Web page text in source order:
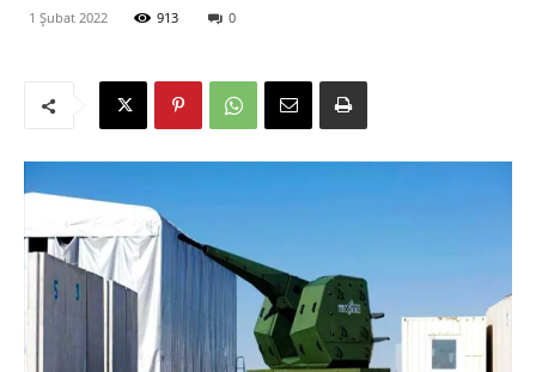
1 Şubat 2022 913 0